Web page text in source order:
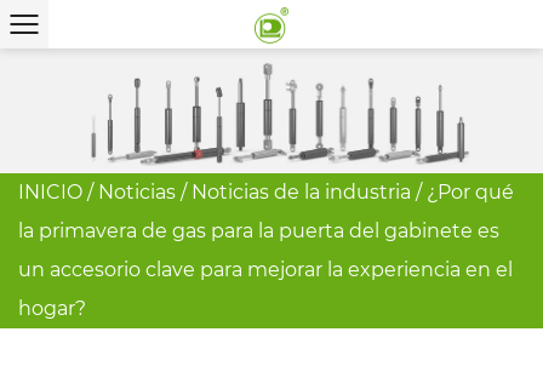
INICIO / Noticias / Noticias de la industria / ¿Por qué
la primavera de gas para la puerta del gabinete es
un accesorio clave para mejorar la experiencia en el
hogar?